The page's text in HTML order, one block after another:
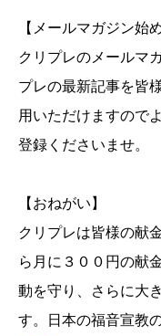
【メールマガジン始
クリプレのメールマ
プレの最新記事を皆
用いただけますので
登録くださいませ。
【おねがい】
クリプレは皆様の献
ら月に３００円の献
動を守り、さらに大
す。日本の福音宣教